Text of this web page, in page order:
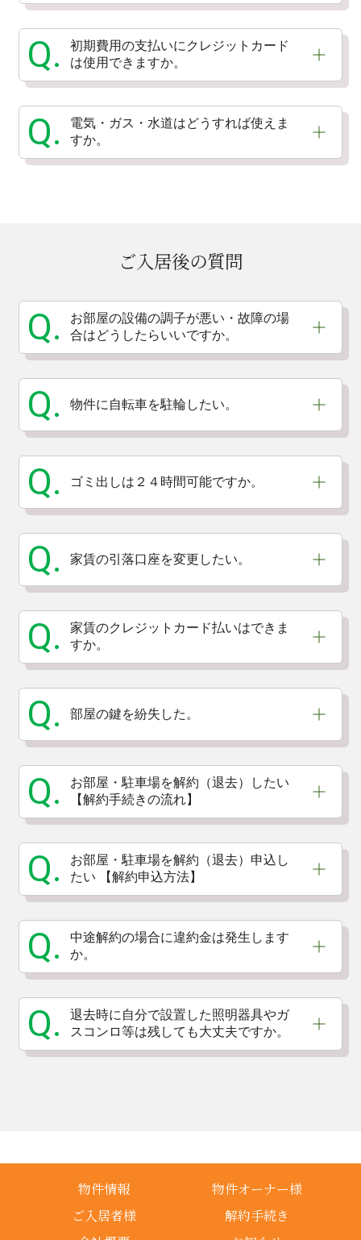
Q.
初期費用の支払いにクレジットカード
は使用できますか。
Q.
電気・ガス・水道はどうすれば使えま
すか。
ご入居後の質問
Q.
お部屋の設備の調子が悪い・故障の場
合はどうしたらいいですか。
Q. 物件に自転車を駐輪したい。
Q. ゴミ出しは２４時間可能ですか。
Q. 家賃の引落口座を変更したい。
Q.
家賃のクレジットカード払いはできま
すか。
Q. 部屋の鍵を紛失した。
Q.
お部屋・駐車場を解約（退去）したい
【解約手続きの流れ】
Q.
お部屋・駐車場を解約（退去）申込し
たい 【解約申込方法】
Q.
中途解約の場合に違約金は発生します
か。
Q.
退去時に自分で設置した照明器具やガ
スコンロ等は残しても大丈夫ですか。
物件情報
物件オーナー様
ご入居者様
解約手続き